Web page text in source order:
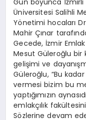
Üniversitesi Salihli
Yönetimi hocaları
Mahir Çınar
Gecede, İzmir Emlak
Mesut Güleroğlu bir
gelişimi ve
Güleroğlu, “Bu
vermesi bizim bu
yaptığımızın
emlakçılık
Sözlerine devam